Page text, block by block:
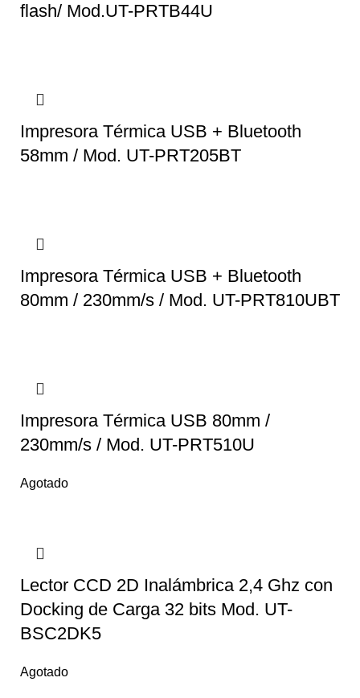
flash/ Mod.UT-PRTB44U
Impresora Térmica USB + Bluetooth
58mm / Mod. UT-PRT205BT
Impresora Térmica USB + Bluetooth
80mm / 230mm/s / Mod. UT-PRT810UBT
Impresora Térmica USB 80mm /
230mm/s / Mod. UT-PRT510U
Agotado
Lector CCD 2D Inalámbrica 2,4 Ghz con
Docking de Carga 32 bits Mod. UT-
BSC2DK5
Agotado